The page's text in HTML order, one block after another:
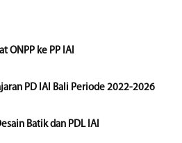
ONPP ke PP IAI
PD IAI Bali Periode 2022-2026
Batik dan PDL IAI